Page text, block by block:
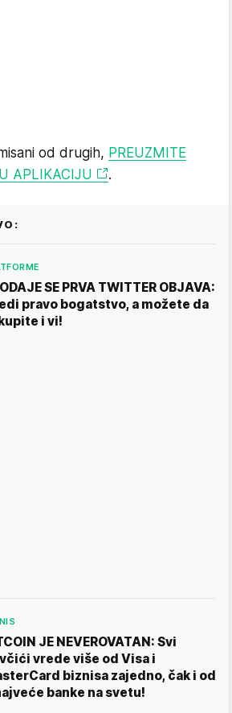
od drugih, PREUZMITE
APLIKACIJU
.
SE PRVA TWITTER OBJAVA:
pravo bogatstvo, a možete da
i vi!
JE NEVEROVATAN: Svi
vrede više od Visa i
biznisa zajedno, čak i od
banke na svetu!